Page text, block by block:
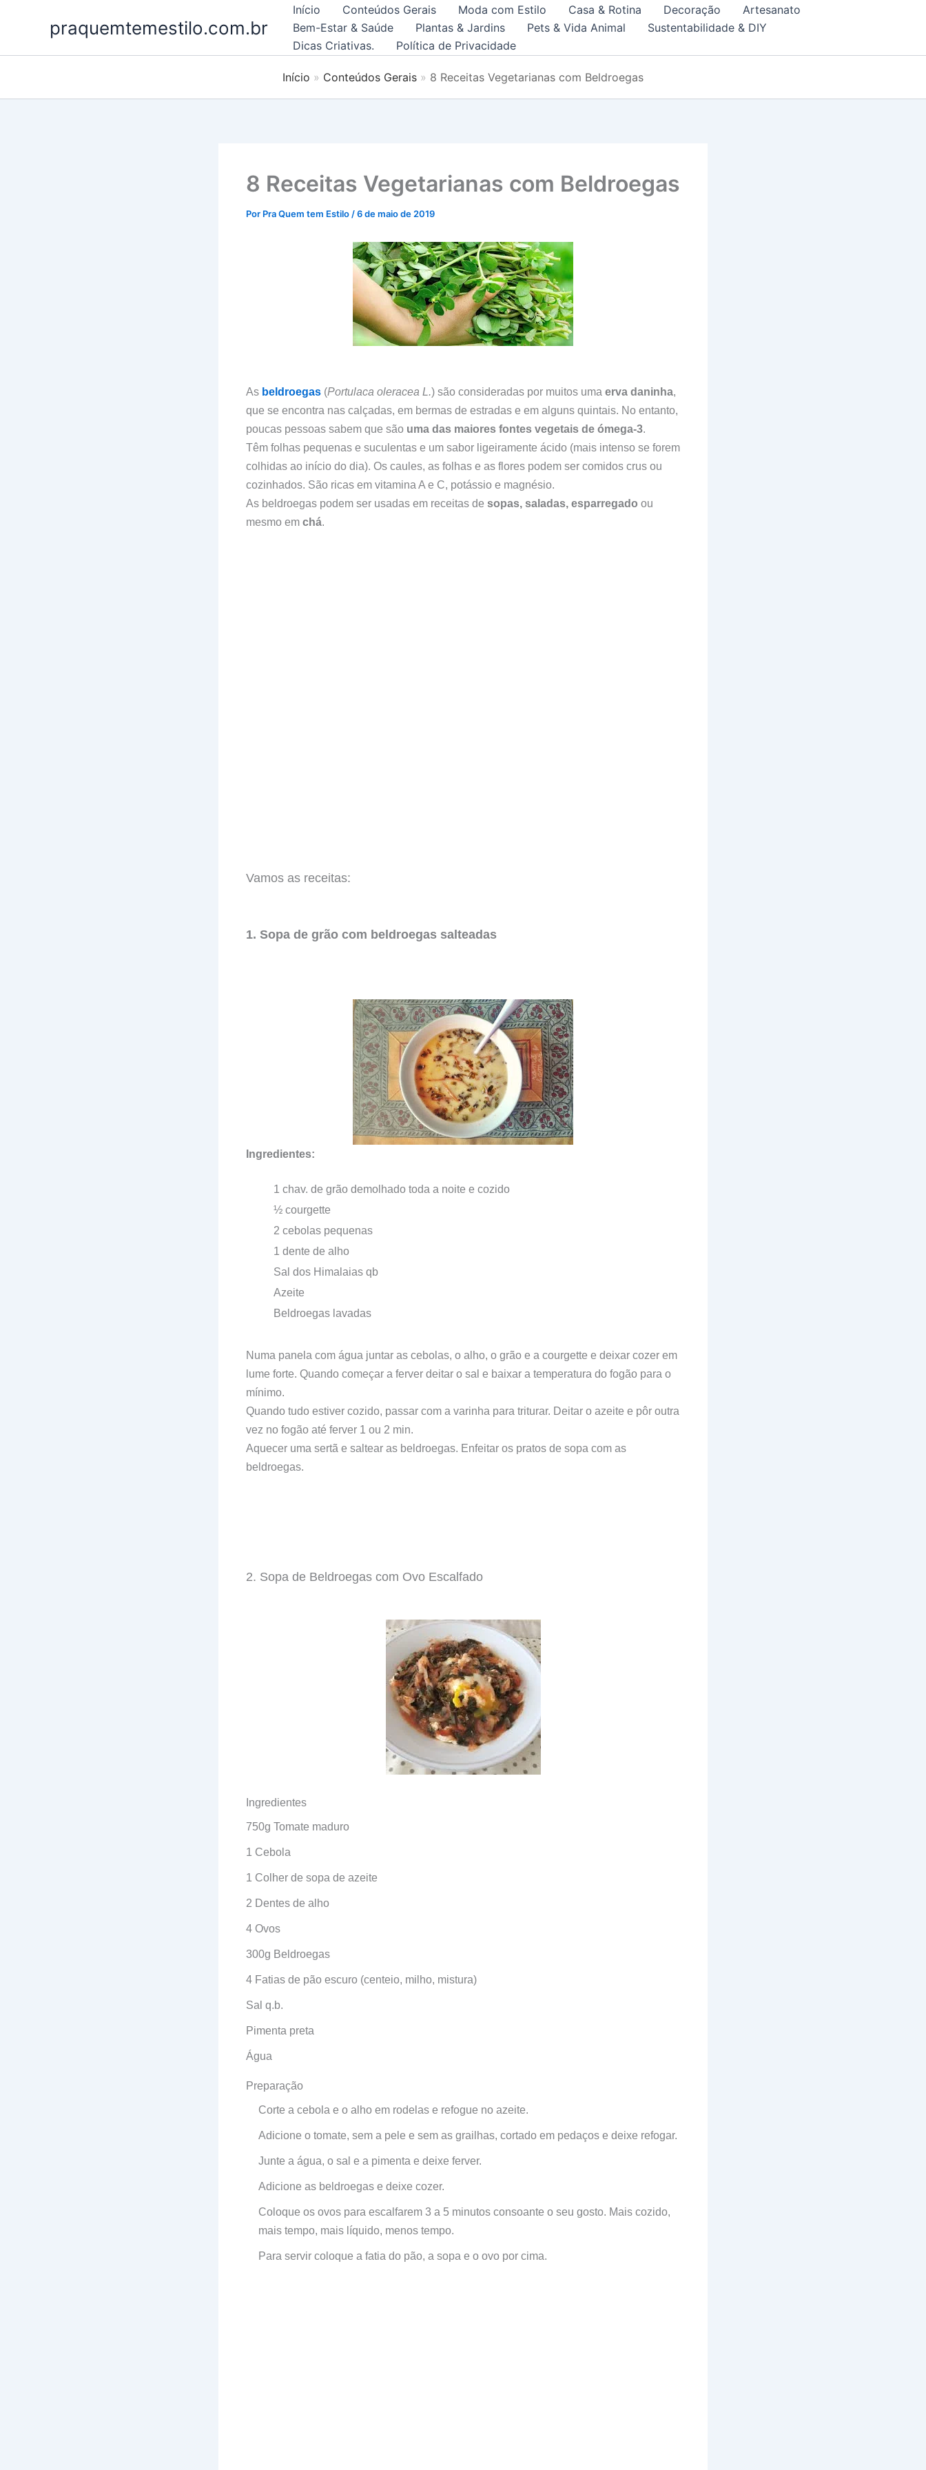
praquemtemestilo.com.br
Início Conteúdos Gerais Moda com Estilo Casa & Rotina Decoração
Artesanato
Bem-Estar & Saúde
Plantas & Jardins Pets & Vida Animal
Sustentabilidade & DIY
Dicas Criativas.
Política de Privacidade
Início Conteúdos Gerais 8 Receitas Vegetarianas com Beldroegas
8 Receitas Vegetarianas com Beldroegas
Por Pra Quem tem Estilo /6 de maio de 2019
As beldroegas (Portulaca oleracea L.) são consideradas por muitos uma erva daninha,
que se encontra nas calçadas, em bermas de estradas e em alguns quintais. No entanto,
poucas pessoas sabem que são uma das maiores fontes vegetais de ómega-3.
Têm folhas pequenas e suculentas e um sabor ligeiramente ácido (mais intenso se forem
colhidas ao início do dia). Os caules, as folhas e as flores podem ser comidos crus ou
cozinhados. São ricas em vitamina A e C, potássio e magnésio.
As beldroegas podem ser usadas em receitas de sopas, saladas, esparregado ou
mesmo em chá.
Vamos as receitas:
1. Sopa de grão com beldroegas salteadas
Ingredientes:
1 chav. de grão demolhado toda a noite e cozido
½ courgette
2 cebolas pequenas
1 dente de alho
Sal dos Himalaias qb
Azeite
Beldroegas lavadas
Numa panela com água juntar as cebolas, o alho, o grão e a courgette e deixar cozer em
lume forte. Quando começar a ferver deitar o sal e baixar a temperatura do fogão para o
mínimo.
Quando tudo estiver cozido, passar com a varinha para triturar. Deitar o azeite e pôr outra
vez no fogão até ferver 1 ou 2 min.
Aquecer uma sertã e saltear as beldroegas. Enfeitar os pratos de sopa com as
beldroegas.
2. Sopa de Beldroegas com Ovo Escalfado
Ingredientes
750g Tomate maduro
1 Cebola
1 Colher de sopa de azeite
2 Dentes de alho
4 Ovos
300g Beldroegas
4 Fatias de pão escuro (centeio, milho, mistura)
Sal q.b.
Pimenta preta
Água
Preparação
Corte a cebola e o alho em rodelas e refogue no azeite.
Adicione o tomate, sem a pele e sem as grailhas, cortado em pedaços e deixe refogar.
Junte a água, o sal e a pimenta e deixe ferver.
Adicione as beldroegas e deixe cozer.
Coloque os ovos para escalfarem 3 a 5 minutos consoante o seu gosto. Mais cozido,
mais tempo, mais líquido, menos tempo.
Para servir coloque a fatia do pão, a sopa e o ovo por cima.